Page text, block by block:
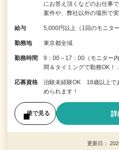
にお答え頂くなどのお仕事
案件や、弊社以外の場所で
給与 5,000円以上（1回のモニタ
勤務地 東京都全域
勤務時間
9：00～17：00（モニター
間＆タイミングで勤務OK！
応募資格
治験未経験OK 18歳以上で
められます！
後で見る 詳
更新日：